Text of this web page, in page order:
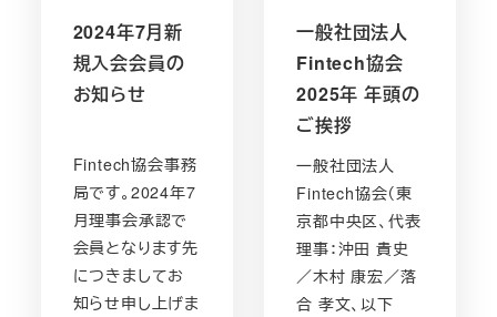
2024年7月新
規入会会員の
お知らせ
Fintech協会事務
局です。2024年7
月理事会承認で
会員となります先
につきましてお
知らせ申し上げま
一般社団法人
Fintech協会
2025年 年頭の
ご挨拶
一般社団法人
Fintech協会（東
京都中央区、代表
理事：沖田 貴史
／木村 康宏／落
合 孝文、以下